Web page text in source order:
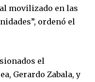
movilizado en las
ordenó el
el
Gerardo Zabala, y